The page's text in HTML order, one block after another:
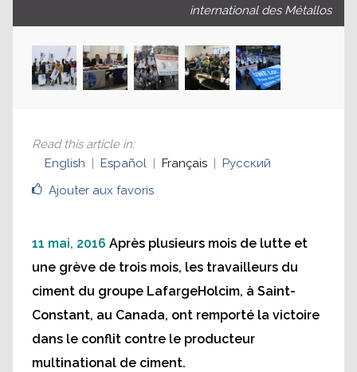
international des Métallos
Ajouter aux favoris
Read this article in:
English
Español Français Русский
11 mai, 2016 Après plusieurs mois de lutte et
une grève de trois mois, les travailleurs du
ciment du groupe LafargeHolcim, à Saint-
Constant, au Canada, ont remporté la victoire
dans le conflit contre le producteur
multinational de ciment.